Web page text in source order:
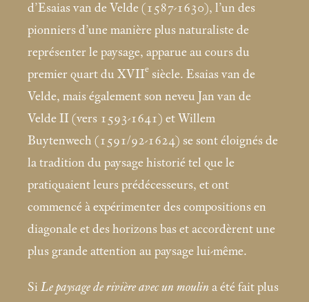
d’Esaias van de Velde (1587-1630), l’un des
pionniers d’une manière plus naturaliste de
représenter le paysage, apparue au cours du
premier quart du XVIIe siècle. Esaias van de
Velde, mais également son neveu Jan van de
Velde II (vers 1593-1641) et Willem
Buytenwech (1591/92-1624) se sont éloignés de
la tradition du paysage historié tel que le
pratiquaient leurs prédécesseurs, et ont
commencé à expérimenter des compositions en
diagonale et des horizons bas et accordèrent une
plus grande attention au paysage lui-même.
Si Le paysage de rivière avec un moulin a été fait plus